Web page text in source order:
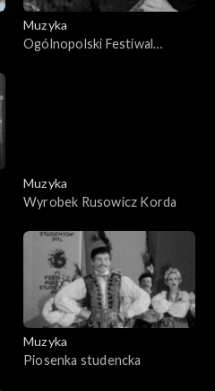
Muzyka
Ogólnopolski Festiwal
Muzyka
Wyrobek Rusowicz Korda
Muzyka
Piosenka studencka